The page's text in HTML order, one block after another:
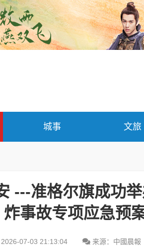
城事 文旅
---准格尔旗成功
炸事故专项应急预
2026-07-03 21:13:04 来源：中國晨報